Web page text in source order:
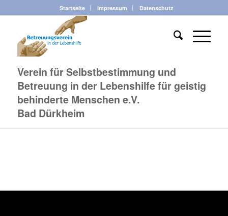
Startseite Impressum Datenschutz
Verein für Selbstbestimmung und
Betreuung in der Lebenshilfe für geistig
behinderte Menschen e.V.
Bad Dürkheim